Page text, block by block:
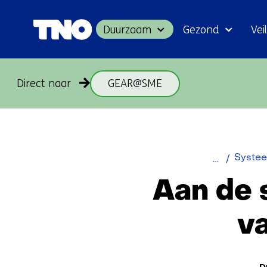
Duurzaam Gezond
Direct naar GEAR@SME
Home
Aan de